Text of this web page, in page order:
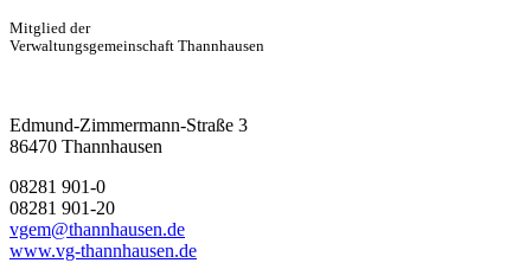
Mitglied der
Verwaltungsgemeinschaft Thannhausen
Edmund-Zimmermann-Straße 3
86470 Thannhausen
08281 901-0
08281 901-20
vgem@thannhausen.de
www.vg-thannhausen.de